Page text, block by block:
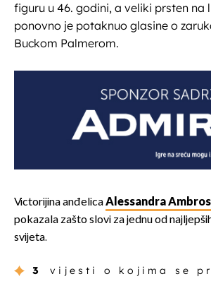
figuru u 46. godini, a veliki prsten na
ponovno je potaknuo glasine o
Buckom Palmerom.
Victorijina anđelicaAlessandra
pokazala zašto slovi za jednu od
svijeta.
3 vijesti o kojima se